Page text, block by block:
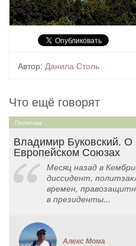
Автор: Данила Столь
Что ещё говорят
Политика
Владимир Буковский. О
Европейском Союзах
Месяц назад в
диссидент,
времен,
в президенты...
Алекс Мома